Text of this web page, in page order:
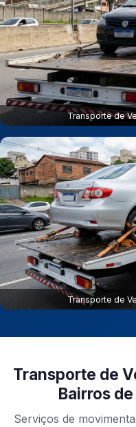
Transporte de
Transporte de
Transporte de
Bairros
Serviços de